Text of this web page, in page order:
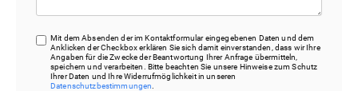
Mit dem Absenden der im Kontaktformular eingegebenen Daten und dem
Anklicken der Checkbox erklären Sie sich damit einverstanden, dass wir Ihre
Angaben für die Zwecke der Beantwortung Ihrer Anfrage übermitteln,
speichern und verarbeiten. Bitte beachten Sie unsere Hinweise zum Schutz
Ihrer Daten und Ihre Widerrufmöglichkeit in unseren
Datenschutzbestimmungen